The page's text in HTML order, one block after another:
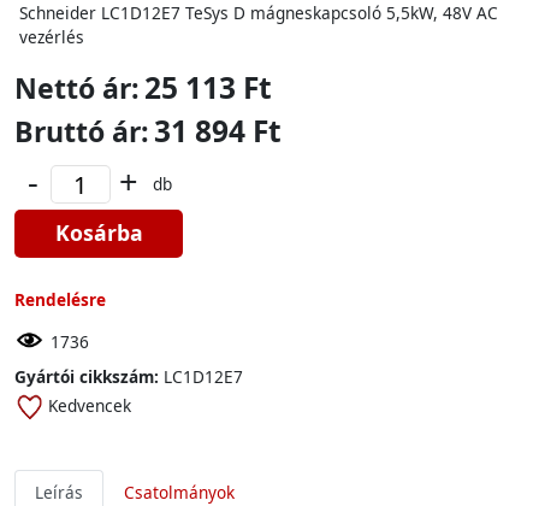
Schneider LC1D12E7 TeSys D mágneskapcsoló 5,5kW, 48V AC
vezérlés
Nettó ár:25 113 Ft
Bruttó ár:31 894 Ft
- + db
Kosárba
Rendelésre
1736
Gyártói cikkszám: LC1D12E7
Kedvencek
Leírás Csatolmányok